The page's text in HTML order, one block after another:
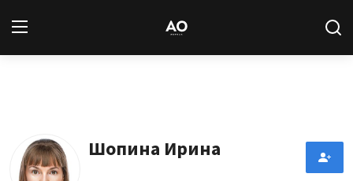
Статьи
Шопина Ирина